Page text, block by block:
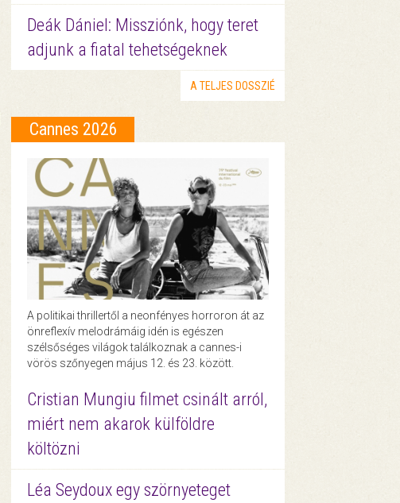
Deák Dániel: Missziónk, hogy teret
adjunk a fiatal tehetségeknek
A TELJES DOSSZIÉ
Cannes 2026
A politikai thrillertől a neonfényes horroron át az
önreflexív melodrámáig idén is egészen
szélsőséges világok találkoznak a cannes-i
vörös szőnyegen május 12. és 23. között.
Cristian Mungiu filmet csinált arról,
miért nem akarok külföldre
költözni
Léa Seydoux egy szörnyeteget